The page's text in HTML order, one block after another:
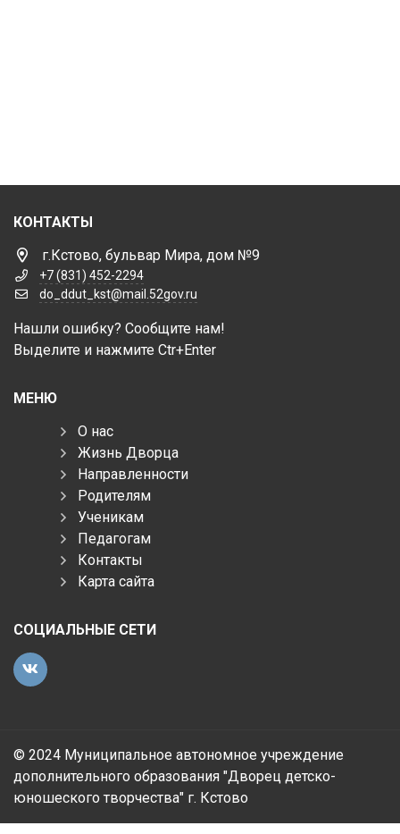
КОНТАКТЫ
г.Кстово, бульвар Мира, дом №9
+7 (831) 452-2294
do_ddut_kst@mail.52gov.ru
Нашли ошибку? Сообщите нам!
Выделите и нажмите Ctr+Enter
МЕНЮ
О нас
Жизнь Дворца
Направленности
Родителям
Ученикам
Педагогам
Контакты
Карта сайта
СОЦИАЛЬНЫЕ СЕТИ
© 2024 Муниципальное автономное учреждение
дополнительного образования "Дворец детско-
юношеского творчества" г. Кстово